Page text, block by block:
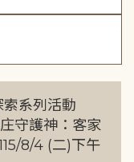
索系列活動
守護神：客家
8/4 (二)下午